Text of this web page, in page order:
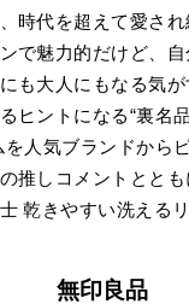
時代を超えて愛され
で魅力的だけど、
も大人にもなる気
ヒントになる“裏名
人気ブランドから
推しコメントとと
士 乾きやすい洗える
無印良品